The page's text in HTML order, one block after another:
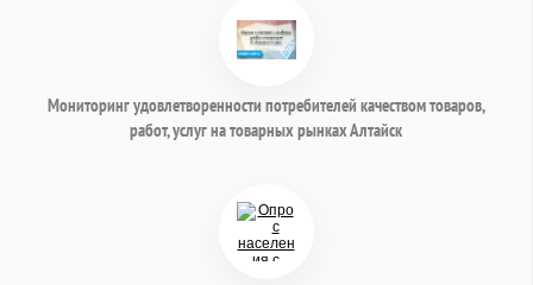
Мониторинг удовлетворенности потребителей качеством товаров,
работ, услуг на товарных рынках Алтайск